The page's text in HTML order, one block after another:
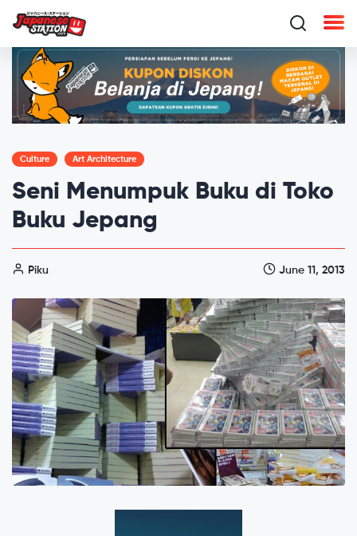
Culture Art Architecture
Seni Menumpuk Buku di Toko
Buku Jepang
Piku June 11, 2013